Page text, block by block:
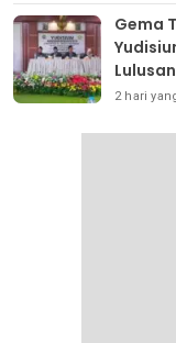
Gema
2 hari